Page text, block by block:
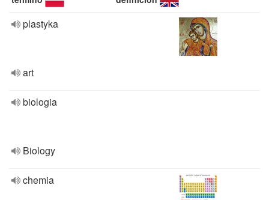
plastyka
art
biologia
Biology
chemia